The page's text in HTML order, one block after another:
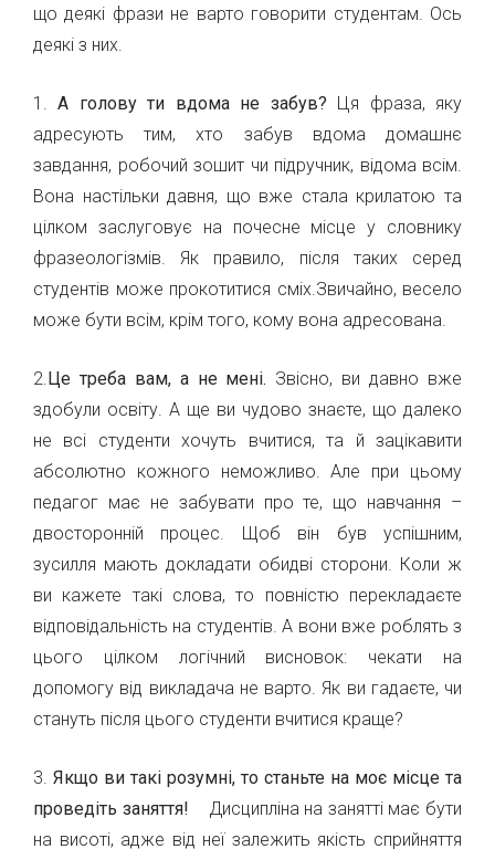
що деякі фрази не варто говорити студентам. Ось
деякі з них.
1.А голову ти вдома не забув? Ця фраза, яку
адресують тим, хто забув вдома домашнє
завдання, робочий зошит чи підручник, відома всім.
Вона настільки давня, що вже стала крилатою та
цілком заслуговує на почесне місце у словнику
фразеологізмів. Як правило, після таких серед
студентів може прокотитися сміх.Звичайно, весело
може бути всім, крім того, кому вона адресована.
2.Це треба вам, а не мені. Звісно, ви давно вже
здобули освіту. А ще ви чудово знаєте, що далеко
не всі студенти хочуть вчитися, та й зацікавити
абсолютно кожного неможливо. Але при цьому
педагог має не забувати про те, що навчання –
двосторонній процес. Щоб він був успішним,
зусилля мають докладати обидві сторони. Коли ж
ви кажете такі слова, то повністю перекладаєте
відповідальність на студентів. А вони вже роблять з
цього цілком логічний висновок: чекати на
допомогу від викладача не варто. Як ви гадаєте, чи
стануть після цього студенти вчитися краще?
3. Якщо ви такі розумні, то станьте на моє місце та
проведіть заняття!
Дисципліна на занятті має бути
на висоті, адже від неї залежить якість сприйняття